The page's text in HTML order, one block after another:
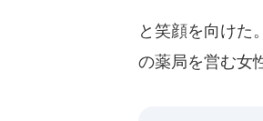
と笑顔を向けた
の薬局を営む女